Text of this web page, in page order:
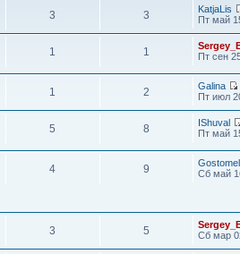
3 3
KatjaLis
Пт май
1 1
Пт сен
1 2
Galina
Пт июл
5 8
IShuval
Пт май
4 9
Сб май
3 5
Сб мар